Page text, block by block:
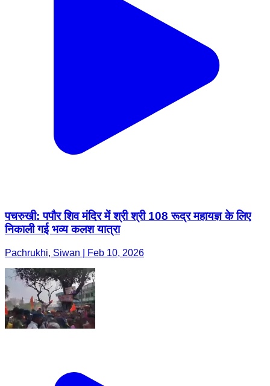
पचरुखी: पपौर शिव मंदिर में श्री श्री 108 रूद्र महायज्ञ के लिए
निकाली गई भव्य कलश यात्रा
Pachrukhi, Siwan | Feb 10, 2026